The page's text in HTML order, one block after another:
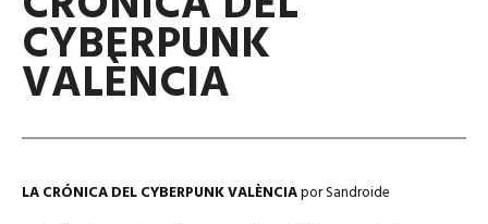
CYBERPUNK
VALÈNCIA
LA CRÓNICA DEL CYBERPUNK VALÈNCIApor Sandroide